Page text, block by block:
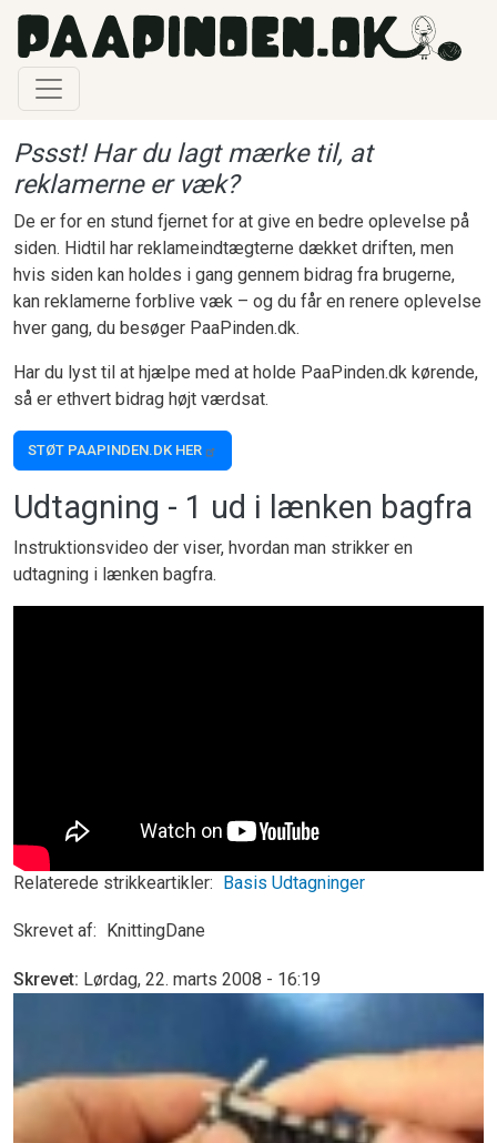
Gå til hovedindhold
Pssst! Har du lagt mærke til, at
reklamerne er væk?
De er for en stund fjernet for at give en bedre oplevelse på
siden. Hidtil har reklameindtægterne dækket driften, men
hvis siden kan holdes i gang gennem bidrag fra brugerne,
kan reklamerne forblive væk – og du får en renere oplevelse
hver gang, du besøger PaaPinden.dk.
Har du lyst til at hjælpe med at holde PaaPinden.dk kørende,
så er ethvert bidrag højt værdsat.
STØT PAAPINDEN.DK HER
Udtagning - 1 ud i lænken bagfra
Instruktionsvideo der viser, hvordan man strikker en
udtagning i lænken bagfra.
Relaterede strikkeartikler Basis Udtagninger
Skrevet af KnittingDane
Skrevet Lørdag, 22. marts 2008 - 16:19